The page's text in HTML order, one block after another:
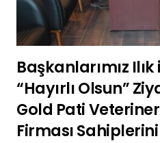
Başkanlarımız
“Hayırlı Olsun”
Gold Pati
Firması Sahiplerini